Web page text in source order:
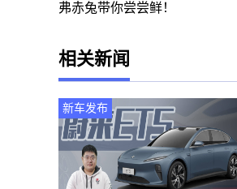
弗赤兔带你尝尝鲜！
相关新闻
新车发布